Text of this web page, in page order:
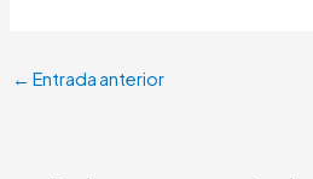
← Entrada anterior